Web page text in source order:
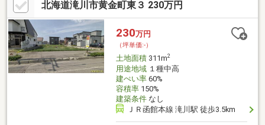
北海道滝川市黄金町東３ 230万円
230万円
（坪単価:-）
土地面積311m2
用途地域１種中高
建ぺい率60%
容積率150%
建築条件なし
ＪＲ函館本線 滝川駅 徒歩3.5km